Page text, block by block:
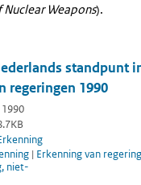
Nuclear Weapons).
standpunt
regeringen 1990
| Erkenning van
niet-